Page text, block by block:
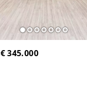
€ 345.000